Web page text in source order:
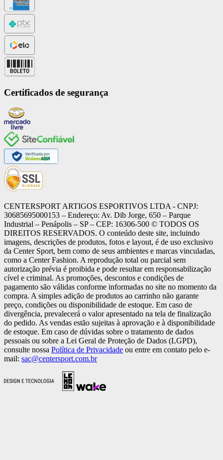
Certificados de segurança
CENTERSPORT ARTIGOS ESPORTIVOS LTDA - CNPJ:
30685695000153 – Endereço: Av. Dib Jorge, 650 – Parque
Industrial – Penápolis – SP – CEP: 16306-500 ©️ TODOS OS
DIREITOS RESERVADOS. O conteúdo deste site, incluindo
imagens, descrições de produtos, fotos e layout, é de uso exclusivo
da Center Sport, bem como de seus ambientes e marcas vinculadas,
como a Center Fashion. A reprodução total ou parcial sem
autorização prévia é proibida e pode resultar em responsabilização
cível e criminal. As promoções, descontos e condições de
pagamento são válidas conforme informadas no site no momento da
compra. A simples adição de produtos ao carrinho não garante
preço, condições ou disponibilidade de estoque. Em caso de
divergência, prevalecerá o valor apresentado na tela de finalização
do pedido. As vendas estão sujeitas à aprovação e à disponibilidade
de estoque. Em caso de dúvidas sobre o tratamento de dados
pessoais ou sobre a Lei Geral de Proteção de Dados (LGPD),
consulte nossa Política de Privacidade ou entre em contato pelo e-
mail: sac@centersport.com.br